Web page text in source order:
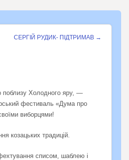
СЕРГІЙ РУДИК- ПІДТРИМАВ →
поблизу Холодного яру, —
фестиваль «Дума про
виборцями!
козацьких традицій.
списом, шаблею і